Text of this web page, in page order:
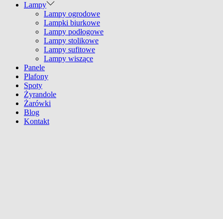
Lampy
Lampy ogrodowe
Lampki biurkowe
Lampy podłogowe
Lampy stolikowe
Lampy sufitowe
Lampy wiszące
Panele
Plafony
Spoty
Żyrandole
Żarówki
Blog
Kontakt